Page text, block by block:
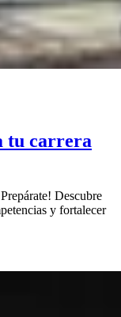
tu carrera
Descubre
y fortalecer